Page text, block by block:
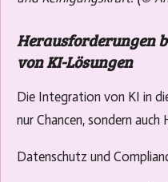
Herausforderungen
von KI-Lösungen
Die Integration von KI in
nur Chancen, sondern
Datenschutz und